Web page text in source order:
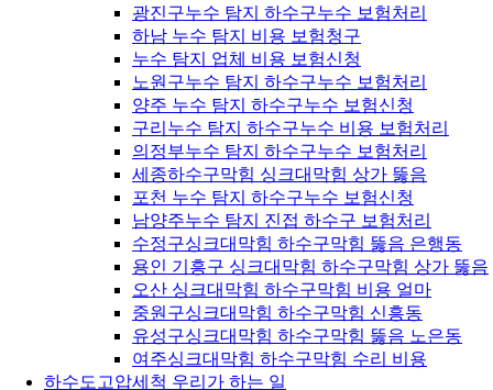
광진구누수 탐지 하수구누수 보험처리
하남 누수 탐지 비용 보험청구
누수 탐지 업체 비용 보험신청
노원구누수 탐지 하수구누수 보험처리
양주 누수 탐지 하수구누수 보험신청
구리누수 탐지 하수구누수 비용 보험처리
의정부누수 탐지 하수구누수 보험처리
세종하수구막힘 싱크대막힘 상가 뚫음
포천 누수 탐지 하수구누수 보험신청
남양주누수 탐지 진접 하수구 보험처리
수정구싱크대막힘 하수구막힘 뚫음 은행동
용인 기흥구 싱크대막힘 하수구막힘 상가 뚫음
오산 싱크대막힘 하수구막힘 비용 얼마
중원구싱크대막힘 하수구막힘 신흥동
유성구싱크대막힘 하수구막힘 뚫음 노은동
여주싱크대막힘 하수구막힘 수리 비용
하수도고압세척 우리가 하는 일